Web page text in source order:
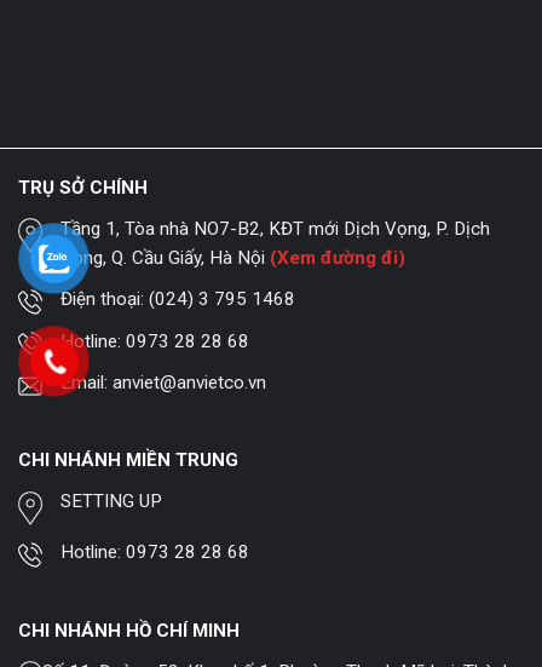
TRỤ SỞ CHÍNH
Tầng 1, Tòa nhà NO7-B2, KĐT mới Dịch Vọng, P. Dịch
Vọng, Q. Cầu Giấy, Hà Nội (Xem đường đi)
Điện thoại:(024) 3 795 1468
Hotline:0973 28 28 68
Email:anviet@anvietco.vn
CHI NHÁNH MIỀN TRUNG
SETTING UP
Hotline:0973 28 28 68
CHI NHÁNH HỒ CHÍ MINH